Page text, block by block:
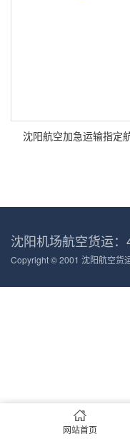
沈阳航空加急运输指定
沈阳机场航空货运
Copyright © 2001 沈阳航空货
网站首页